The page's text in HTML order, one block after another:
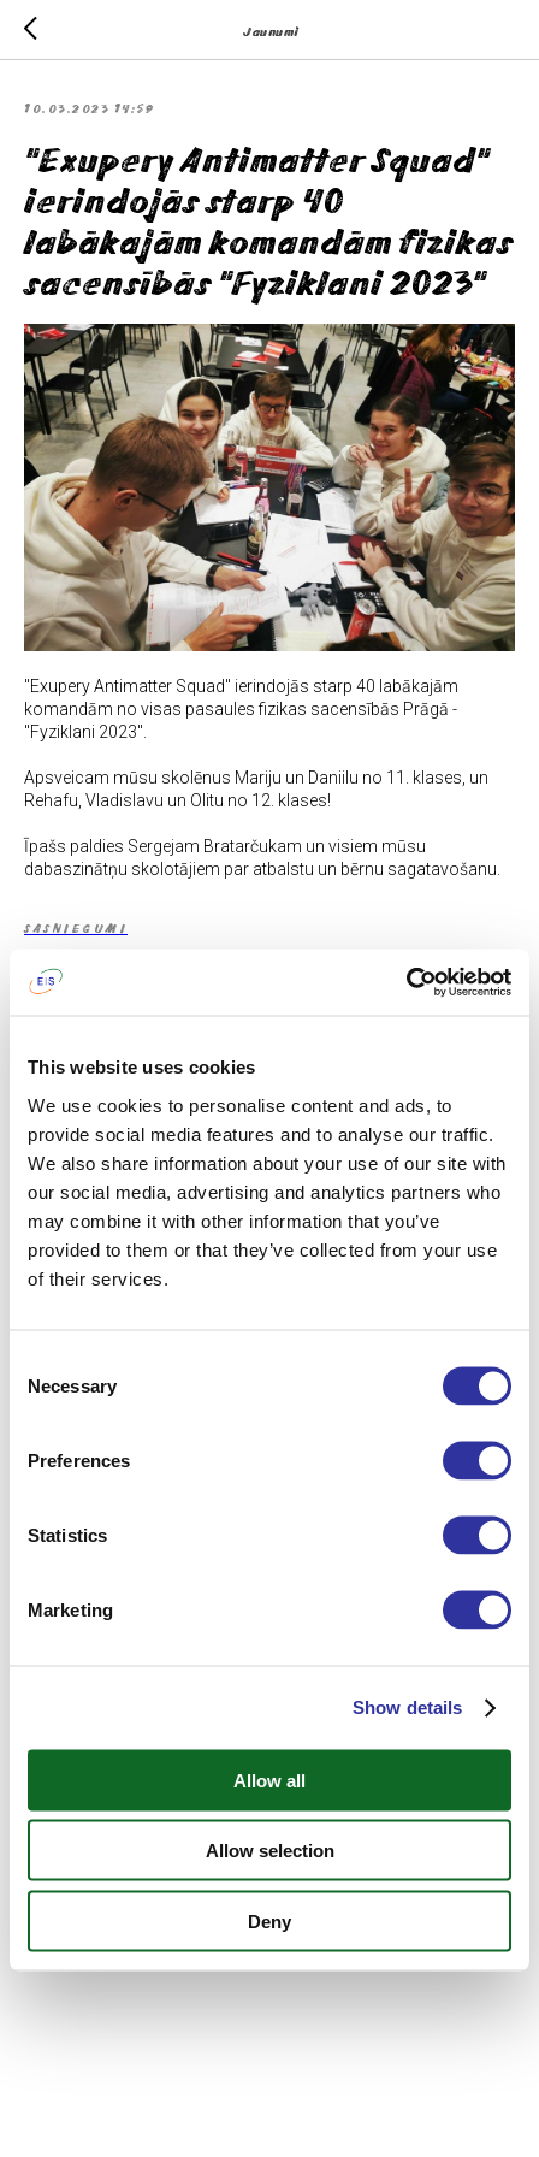
This website uses cookies
We use cookies to personalise content and ads, to
provide social media features and to analyse our traffic.
We also share information about your use of our site with
our social media, advertising and analytics partners who
may combine it with other information that you’ve
provided to them or that they’ve collected from your use
of their services.
Selection
Necessary
Preferences
Statistics
Marketing
Show details
Allow all
Allow selection
Deny
Jaunumi
10.03.2023 14:59
"Exupery Antimatter Squad"
ierindojās starp 40
labākajām komandām fizikas
sacensībās "Fyziklani 2023"
"Exupery Antimatter Squad" ierindojās starp 40 labākajām
komandām no visas pasaules fizikas sacensībās Prāgā -
"Fyziklani 2023".
Apsveicam mūsu skolēnus Mariju un Daniilu no 11. klases, un
Rehafu, Vladislavu un Olitu no 12. klases!
Īpašs paldies Sergejam Bratarčukam un visiem mūsu
dabaszinātņu skolotājiem par atbalstu un bērnu sagatavošanu.
SASNIEGUMI
2025./2026. akadēmiskā gada rezultāti
Iespēja kārtot SAT eksāmenu Ekziperī Starptautiskajā vidusskolā!